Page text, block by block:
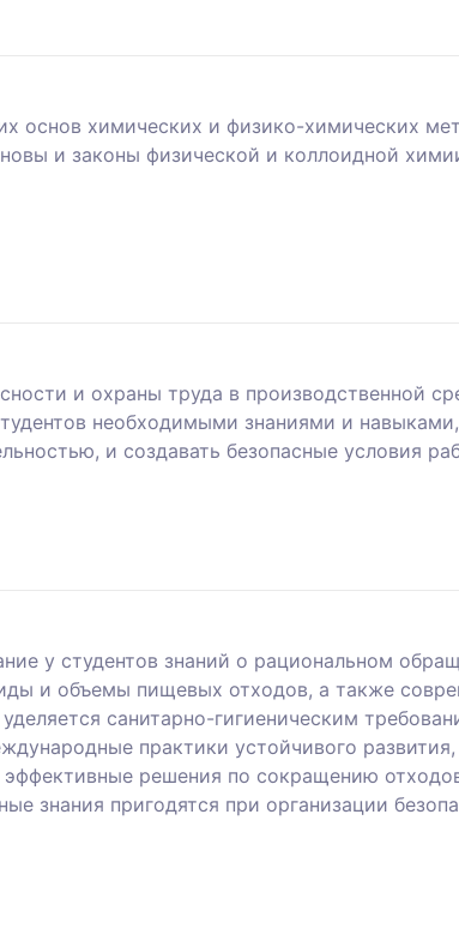
основ химических и физико-химических
и законы физической и коллоидной
и охраны труда в производственной
необходимыми знаниями и
и создавать безопасные условия
у студентов знаний о рациональном
и объемы пищевых отходов, а также
санитарно-гигиеническим
практики устойчивого
эффективные решения по сокращению
знания пригодятся при организации